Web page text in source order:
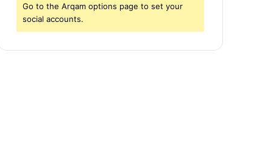
Go to the Arqam options page to set your
social accounts.